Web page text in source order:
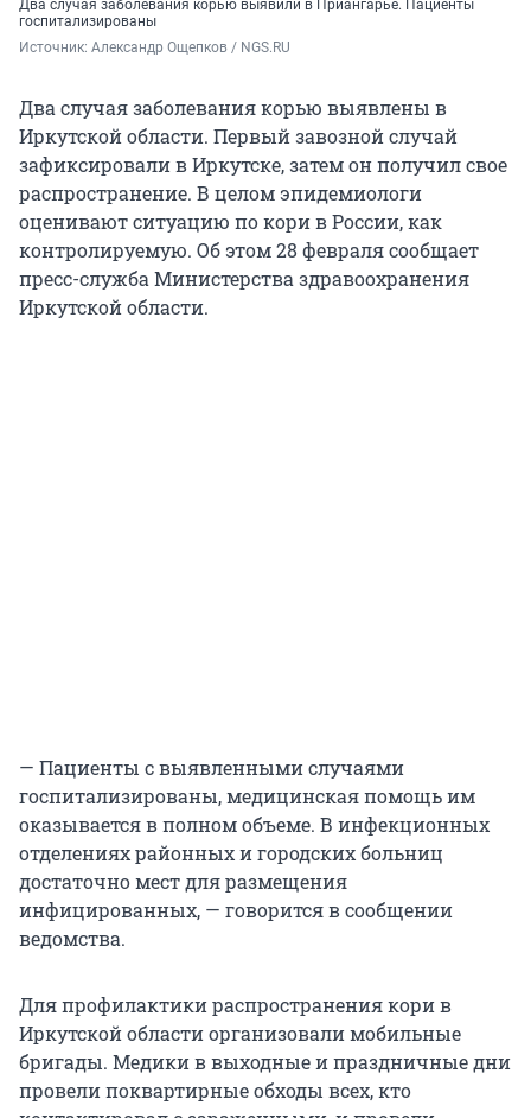
Два случая заболевания корью выявили в Приангарье. Пациенты
госпитализированы
Источник: Александр Ощепков / NGS.RU
Два случая заболевания корью выявлены в
Иркутской области. Первый завозной случай
зафиксировали в Иркутске, затем он получил свое
распространение. В целом эпидемиологи
оценивают ситуацию по кори в России, как
контролируемую. Об этом 28 февраля сообщает
пресс-служба Министерства здравоохранения
Иркутской области.
— Пациенты с выявленными случаями
госпитализированы, медицинская помощь им
оказывается в полном объеме. В инфекционных
отделениях районных и городских больниц
достаточно мест для размещения
инфицированных, — говорится в сообщении
ведомства.
Для профилактики распространения кори в
Иркутской области организовали мобильные
бригады. Медики в выходные и праздничные дни
провели поквартирные обходы всех, кто